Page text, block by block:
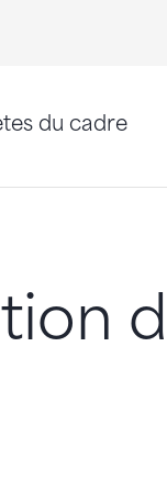
du cadre